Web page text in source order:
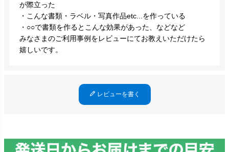
が際立った
・こんな書類・ラベル・写真作品etc...を作っている
・○○で書類を作るとこんな効果があった、などなど
みなさまのご利用事例をレビューにてお教えいただけたら
嬉しいです。
レビューを書く